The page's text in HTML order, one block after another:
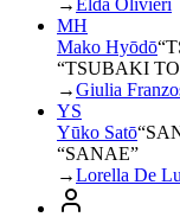
MH
Mako Hyōdō“
“TSUBAKI
→Giulia
YS
Yūko Satō“
“SANAE”
→Lorella De